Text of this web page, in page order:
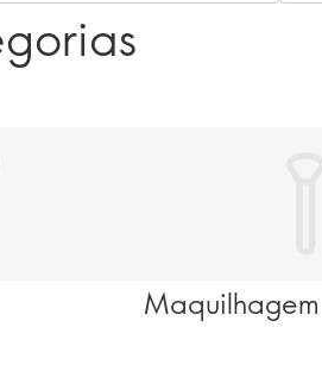
exatamente da
que cada uma oferece vai
Maquilhagem